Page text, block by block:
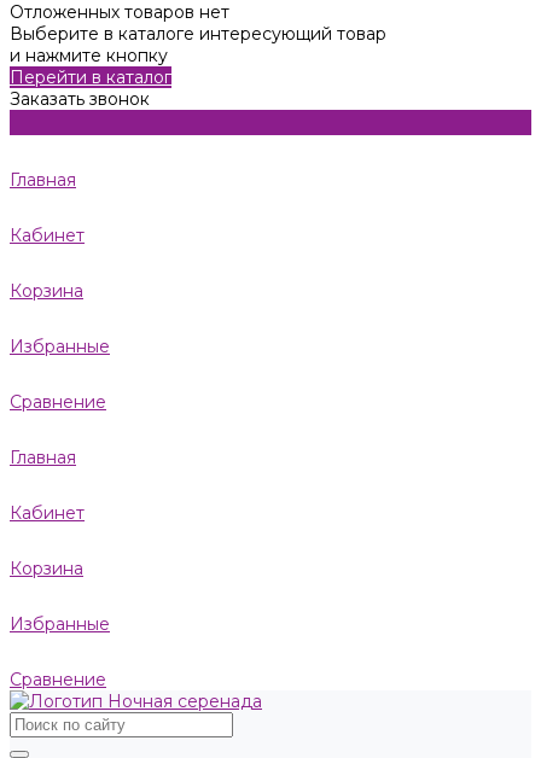
Отложенных товаров нет
Выберите в каталоге интересующий товар
и нажмите кнопку
Перейти в каталог
Заказать звонок
Главная
Кабинет
Корзина
Избранные
Сравнение
Главная
Кабинет
Корзина
Избранные
Сравнение